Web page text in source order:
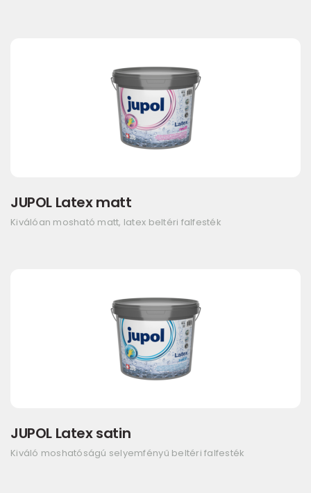
JUPOL Latex matt
Kiválóan mosható matt, latex beltéri falfesték
JUPOL Latex satin
Kiváló moshatóságú selyemfényű beltéri falfesték